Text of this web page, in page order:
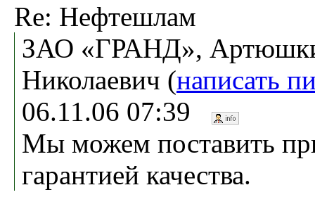
Re: Нефтешлам
ЗАО «ГРАНД»,
Николаевич (написать
06.11.06 07:39
Мы можем поставить
гарантией качества.